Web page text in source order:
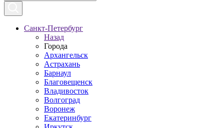
Санкт-Петербург
Назад
Города
Архангельск
Астрахань
Барнаул
Благовещенск
Владивосток
Волгоград
Воронеж
Екатеринбург